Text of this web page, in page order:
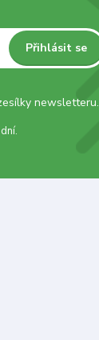
Přihlásit se
newsletteru.